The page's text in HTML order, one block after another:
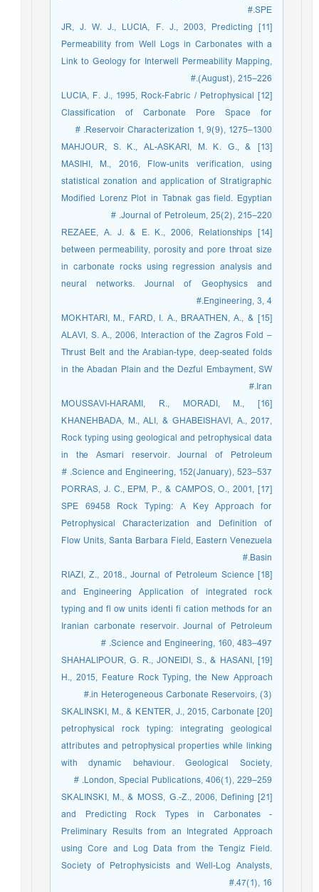
SPE.#
[11] JR, J. W. J., LUCIA, F. J., 2003, Predicting
Permeability from Well Logs in Carbonates with a
Link to Geology for Interwell Permeability Mapping,
(August), 215–226.#
[12] LUCIA, F. J., 1995, Rock-Fabric / Petrophysical
Classification of Carbonate Pore Space for
Reservoir Characterization 1, 9(9), 1275–1300. #
[13] MAHJOUR, S. K., AL-ASKARI, M. K. G., &
MASIHI, M., 2016, Flow-units verification, using
statistical zonation and application of Stratigraphic
Modified Lorenz Plot in Tabnak gas field. Egyptian
Journal of Petroleum, 25(2), 215–220. #
[14] REZAEE, A. J. & E. K., 2006, Relationships
between permeability, porosity and pore throat size
in carbonate rocks using regression analysis and
neural networks. Journal of Geophysics and
Engineering, 3, 4.#
[15] MOKHTARI, M., FARD, I. A., BRAATHEN, A., &
ALAVI, S. A., 2006, Interaction of the Zagros Fold –
Thrust Belt and the Arabian-type, deep-seated folds
in the Abadan Plain and the Dezful Embayment, SW
Iran.#
[16] MOUSSAVI-HARAMI, R., MORADI, M.,
KHANEHBADA, M., ALI, & GHABEISHAVI, A., 2017,
Rock typing using geological and petrophysical data
in the Asmari reservoir. Journal of Petroleum
Science and Engineering, 152(January), 523–537. #
[17] PORRAS, J. C., EPM, P., & CAMPOS, O., 2001,
SPE 69458 Rock Typing: A Key Approach for
Petrophysical Characterization and Definition of
Flow Units, Santa Barbara Field, Eastern Venezuela
Basin.#
[18] RIAZI, Z., 2018., Journal of Petroleum Science
and Engineering Application of integrated rock
typing and fl ow units identi fi cation methods for an
Iranian carbonate reservoir. Journal of Petroleum
Science and Engineering, 160, 483–497. #
[19] SHAHALIPOUR, G. R., JONEIDI, S., & HASANI,
H., 2015, Feature Rock Typing, the New Approach
in Heterogeneous Carbonate Reservoirs, (3).#
[20] SKALINSKI, M., & KENTER, J., 2015, Carbonate
petrophysical rock typing: integrating geological
attributes and petrophysical properties while linking
with dynamic behaviour. Geological Society,
London, Special Publications, 406(1), 229–259. #
[21] SKALINSKI, M., & MOSS, G.-Z., 2006, Defining
and Predicting Rock Types in Carbonates -
Preliminary Results from an Integrated Approach
using Core and Log Data from the Tengiz Field.
Society of Petrophysicists and Well-Log Analysts,
47(1), 16.#